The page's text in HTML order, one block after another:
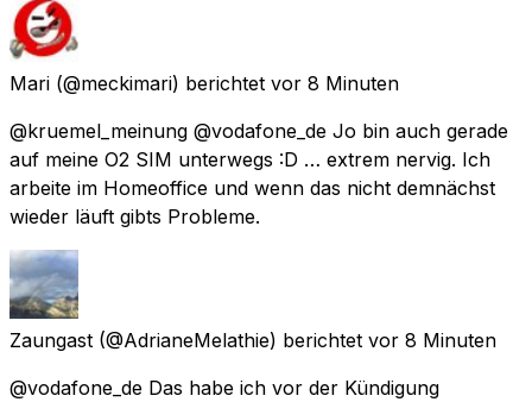
Mari (@meckimari) berichtet vor 8 Minuten
@kruemel_meinung @vodafone_de Jo bin auch gerade
auf meine O2 SIM unterwegs :D … extrem nervig. Ich
arbeite im Homeoffice und wenn das nicht demnächst
wieder läuft gibts Probleme.
Zaungast (@AdrianeMelathie) berichtet vor 8 Minuten
@vodafone_de Das habe ich vor der Kündigung